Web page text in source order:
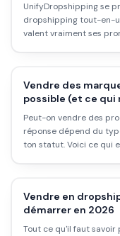
UnifyDropshipping se
dropshipping tout-en-
valent vraiment ses
Vendre des
possible (et ce qui
Peut-on vendre des
réponse dépend du
ton statut. Voici ce qui
Vendre en
démarrer en 2026
Tout ce qu'il faut